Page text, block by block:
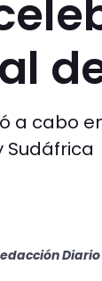
a cabo
Sudáfrica